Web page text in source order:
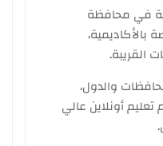
في محافظة
بالأكاديمية،
القريبة.
والدول،
أونلاين عالي